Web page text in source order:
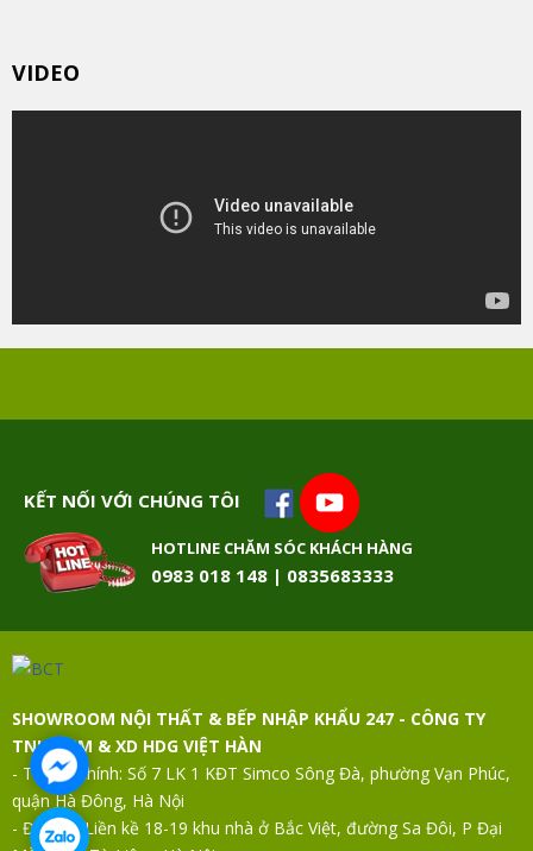
VIDEO
KẾT NỐI VỚI CHÚNG TÔI
HOTLINE CHĂM SÓC KHÁCH HÀNG
0983 018 148 | 0835683333
SHOWROOM NỘI THẤT & BẾP NHẬP KHẨU 247 - CÔNG TY
TNHH TM & XD HDG VIỆT HÀN
- Trụ sở chính: Số 7 LK 1 KĐT Simco Sông Đà, phường Vạn Phúc,
quận Hà Đông, Hà Nội
- Địa chỉ: Liền kề 18-19 khu nhà ở Bắc Việt, đường Sa Đôi, P Đại